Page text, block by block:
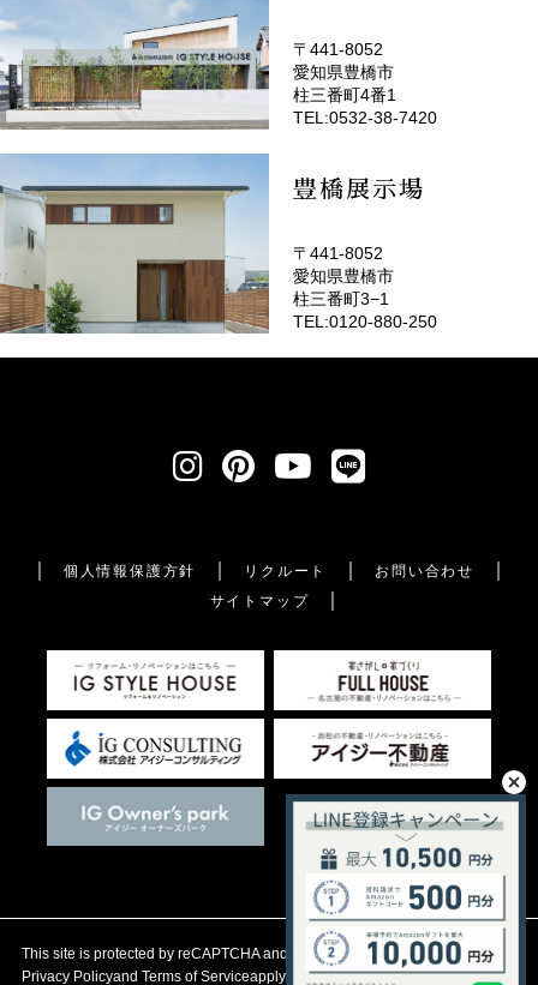
(EMOTOP豊橋)
〒441-8052
愛知県豊橋市
柱三番町4番1
TEL:0532-38-7420
豊橋展示場
〒441-8052
愛知県豊橋市
柱三番町3−1
TEL:0120-880-250
個人情報保護方針 リクルート
お問い合わせ
サイトマップ
This site is protected by reCAPTCHA and the Google
Privacy Policyand Terms of Serviceapply.